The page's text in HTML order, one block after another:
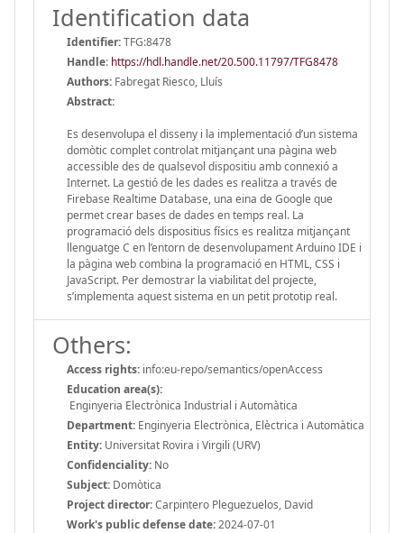
Identification data
Identifier:TFG:8478
Handle: https://hdl.handle.net/20.500.11797/TFG8478
Authors: Fabregat Riesco, Lluís
Abstract:
Es desenvolupa el disseny i la implementació d’un sistema
domòtic complet controlat mitjançant una pàgina web
accessible des de qualsevol dispositiu amb connexió a
Internet. La gestió de les dades es realitza a través de
Firebase Realtime Database, una eina de Google que
permet crear bases de dades en temps real. La
programació dels dispositius físics es realitza mitjançant
llenguatge C en l’entorn de desenvolupament Arduino IDE i
la pàgina web combina la programació en HTML, CSS i
JavaScript. Per demostrar la viabilitat del projecte,
s’implementa aquest sistema en un petit prototip real.
Others:
Access rights: info:eu-repo/semantics/openAccess
Education area(s):
Enginyeria Electrònica Industrial i Automàtica
Department: Enginyeria Electrònica, Elèctrica i Automàtica
Entity: Universitat Rovira i Virgili (URV)
Confidenciality: No
Subject: Domòtica
Project director:Carpintero Pleguezuelos, David
Work's public defense date:2024-07-01